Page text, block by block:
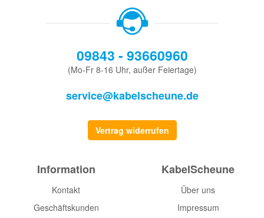
09843 - 93660960
(Mo-Fr 8-16 Uhr, außer Feiertage)
service@kabelscheune.de
Vertrag widerrufen
Information
Kontakt
Geschäftskunden
KabelScheune
Über uns
Impressum